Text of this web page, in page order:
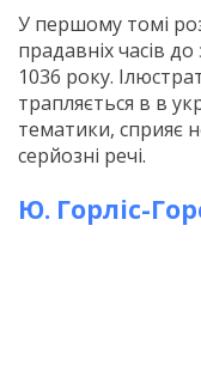
У першому томі
прадавніх часів
1036 року.
трапляється в в
тематики, сприяє
серйозні речі.
Ю. Горліс-